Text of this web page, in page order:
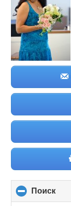
Поиск
to